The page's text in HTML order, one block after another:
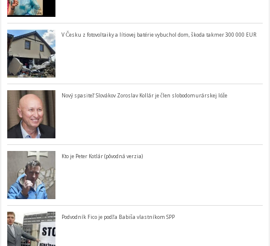
V Česku z fotovoltaiky a lítiovej batérie vybuchol dom, škoda takmer 300 000 EUR
Nový spasiteľ Slovákov Zoroslav Kollár je člen slobodomurárskej lóže
Kto je Peter Kotlár (pôvodná verzia)
Podvodník Fico je podľa Babiša vlastníkom SPP